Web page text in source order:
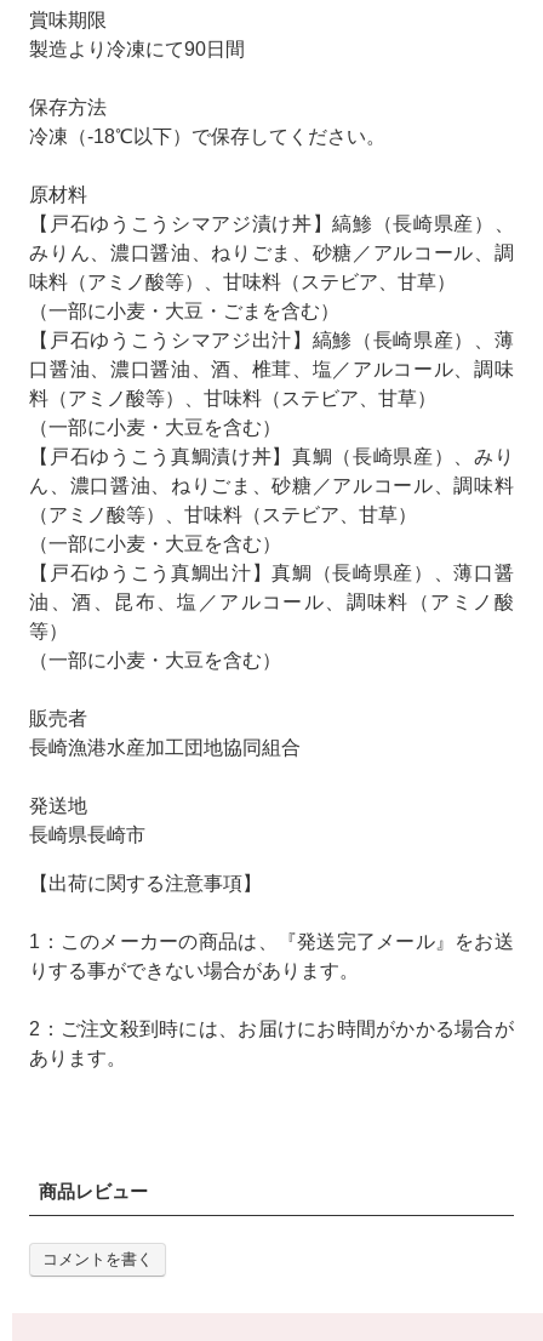
賞味期限
製造より冷凍にて90日間
保存方法
冷凍（-18℃以下）で保存してください。
原材料
【戸石ゆうこうシマアジ漬け丼】縞鯵（長崎県産）、
みりん、濃口醤油、ねりごま、砂糖／アルコール、調
味料（アミノ酸等）、甘味料（ステビア、甘草）
（一部に小麦・大豆・ごまを含む）
【戸石ゆうこうシマアジ出汁】縞鯵（長崎県産）、薄
口醤油、濃口醤油、酒、椎茸、塩／アルコール、調味
料（アミノ酸等）、甘味料（ステビア、甘草）
（一部に小麦・大豆を含む）
【戸石ゆうこう真鯛漬け丼】真鯛（長崎県産）、みり
ん、濃口醤油、ねりごま、砂糖／アルコール、調味料
（アミノ酸等）、甘味料（ステビア、甘草）
（一部に小麦・大豆を含む）
【戸石ゆうこう真鯛出汁】真鯛（長崎県産）、薄口醤
油、酒、昆布、塩／アルコール、調味料（アミノ酸
等）
（一部に小麦・大豆を含む）
販売者
長崎漁港水産加工団地協同組合
発送地
長崎県長崎市
【出荷に関する注意事項】
1：このメーカーの商品は、『発送完了メール』をお送
りする事ができない場合があります。
2：ご注文殺到時には、お届けにお時間がかかる場合が
あります。
商品レビュー
コメントを書く